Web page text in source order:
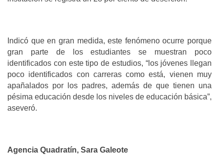
Indicó que en gran medida, este fenómeno ocurre porque
gran parte de los estudiantes se muestran poco
identificados con este tipo de estudios, “los jóvenes llegan
poco identificados con carreras como está, vienen muy
apañalados por los padres, además de que tienen una
pésima educación desde los niveles de educación básica”,
aseveró.
Agencia Quadratín, Sara Galeote